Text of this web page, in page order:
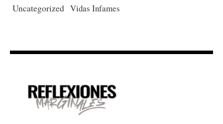
Uncategorized Vidas Infames